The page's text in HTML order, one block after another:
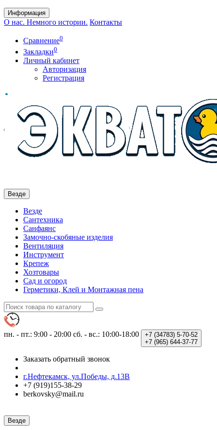
Информация
О нас. Немного истории. Контакты
Сравнение0
Закладки0
Личный кабинет
Авторизация
Регистрация
Везде
Везде
Сантехника
Санфаянс
Замочно-скобяные изделия
Вентиляция
Инструмент
Крепеж
Хозтовары
Сад и огород
Герметики, Клей и Монтажная пена
пн. - пт.: 9:00 - 20:00 сб. - вс.: 10:00-18:00 +7 (34783) 5-70-52
+7 (965) 644-37-77
Заказать обратный звонок
г.Нефтекамск, ул.Победы, д.13В
+7 (919)155-38-29
berkovsky@mail.ru
Везде